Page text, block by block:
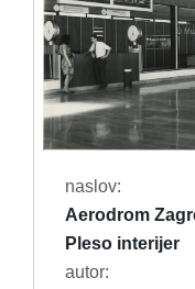
naslov:
Aerodrom
Pleso interijer
autor: